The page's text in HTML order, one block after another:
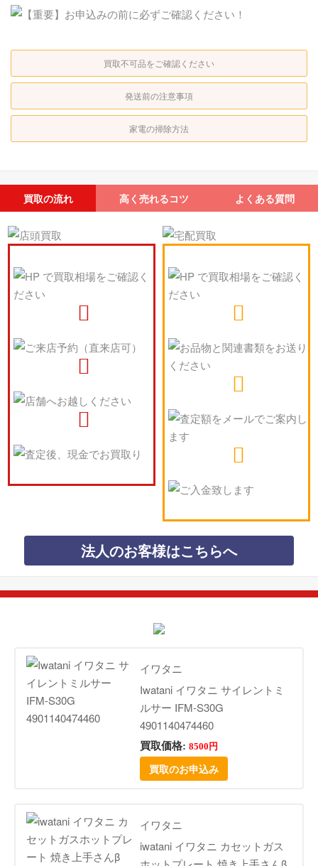
買取不可品をご確認ください
発送前の注意事項
家電の掃除方法
買取の流れ 高く売れるコツ よくある質問
法人のお客様はこちらへ
イワタニ
Iwatani イワタニ サイレントミ
ルサー IFM-S30G
4901140474460
買取価格: 8500円
買取のお申込み
イワタニ
iwatani イワタニ カセットガス